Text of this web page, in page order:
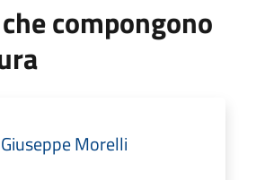
compongono
Giuseppe Morelli